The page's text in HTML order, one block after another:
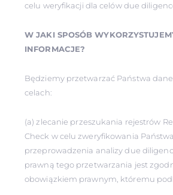
celu weryfikacji dla celów due
W JAKI SPOSÓB
INFORMACJE?
Będziemy przetwarzać Państwa
celach:
(a) zlecanie przeszukania rejestrów
Check w celu zweryfikowania
przeprowadzenia analizy due
prawną tego przetwarzania jest
obowiązkiem prawnym, któremu